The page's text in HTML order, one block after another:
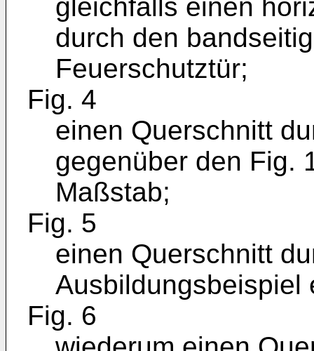
gleichfalls einen
durch den
Feuerschutztür;
Fig. 4
einen Querschnitt
gegenüber den Fig.
Maßstab;
Fig. 5
einen Querschnitt
Ausbildungsbeispiel
Fig. 6